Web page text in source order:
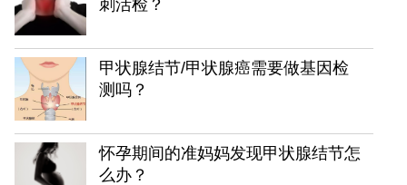
刺活检？
甲状腺结节/甲状腺癌需要做基因检
测吗？
怀孕期间的准妈妈发现甲状腺结节怎
么办？